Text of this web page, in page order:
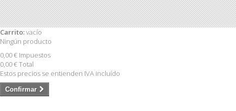
Carrito:vacío
Ningún producto
0,00 € Impuestos
0,00 €Total
Estos precios se entienden IVA incluído
Confirmar